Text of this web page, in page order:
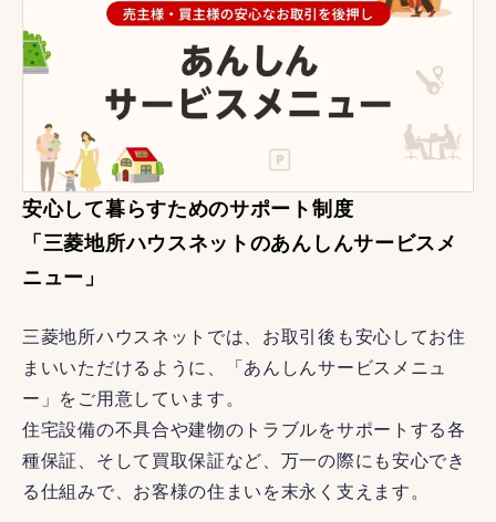
安心して暮らすためのサポート制度
「三菱地所ハウスネットのあんしんサービスメ
ニュー」
三菱地所ハウスネットでは、お取引後も安心してお住
まいいただけるように、「あんしんサービスメニュ
ー」をご用意しています。
住宅設備の不具合や建物のトラブルをサポートする各
種保証、そして買取保証など、万一の際にも安心でき
る仕組みで、お客様の住まいを末永く支えます。